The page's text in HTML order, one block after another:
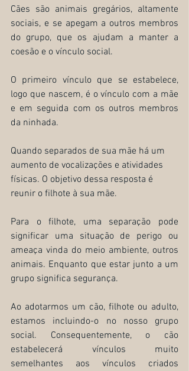
Cães são animais gregários, altamente
sociais, e se apegam a outros membros
do grupo, que os ajudam a manter a
coesão e o vínculo social.
O primeiro vínculo que se estabelece,
logo que nascem, é o vínculo com a mãe
e em seguida com os outros membros
da ninhada.
Quando separados de sua mãe há um
aumento de vocalizações e atividades
físicas. O objetivo dessa resposta é
reunir o filhote à sua mãe.
Para o filhote, uma separação pode
significar uma situação de perigo ou
ameaça vinda do meio ambiente, outros
animais. Enquanto que estar junto a um
grupo significa segurança.
Ao adotarmos um cão, filhote ou adulto,
estamos incluindo-o no nosso grupo
social. Consequentemente, o cão
estabelecerá vínculos muito
semelhantes aos vínculos criados